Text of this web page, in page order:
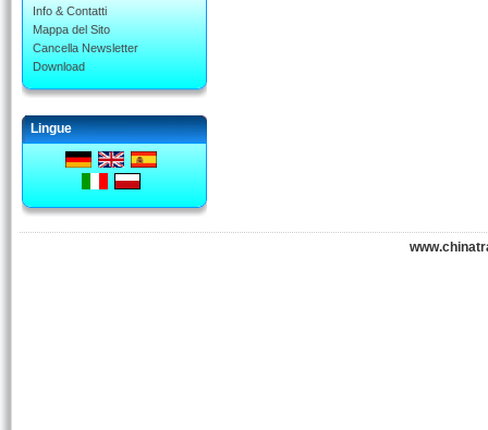
Info & Contatti
Mappa del Sito
Cancella Newsletter
Download
Lingue